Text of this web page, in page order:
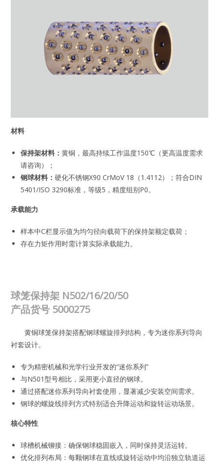
材料
保持架材料：黄铜，最高持续工作温度150℃（更高温度需求
请咨询）；
钢球材料：硬化不锈钢X90 CrMoV 18（1.4112）；符合DIN
5401/ISO 3290标准，等级5，精度组别P0。
承载能力
样本中C栏显示值为均匀径向载荷下的保持架额定载荷；
存在力矩作用时需计算实际承载能力。
球笼保持架 N502/16/20/50
产品货号 5000275
黄铜球笼保持架搭配钢球螺旋排列结构，专为迷你系列导向
衬套设计。
专为精密机械和光学行业开发的“迷你系列”
与N501型号相比，采用更小直径的钢球。
通过搭配迷你系列导向衬套使用，显著减少安装空间需求。
钢球的螺旋线排列方式特别适合升降运动和旋转运动场景。
核心特性
球槽机械铆接：确保钢球稳固嵌入，同时保持灵活运转。
优化排列布局：每颗钢球在直线或旋转运动中均沿独立轨道运